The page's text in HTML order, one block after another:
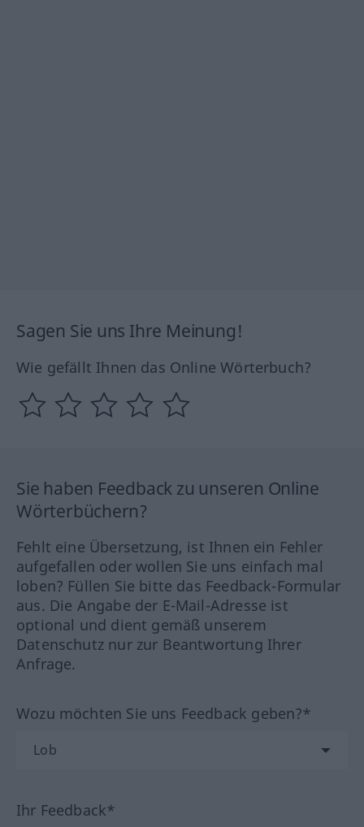
Sagen Sie uns Ihre Meinung!
Wie gefällt Ihnen das Online Wörterbuch?
Sie haben Feedback zu unseren Online
Wörterbüchern?
Fehlt eine Übersetzung, ist Ihnen ein Fehler
aufgefallen oder wollen Sie uns einfach mal
loben? Füllen Sie bitte das Feedback-Formular
aus. Die Angabe der E-Mail-Adresse ist
optional und dient gemäß unserem
Datenschutz nur zur Beantwortung Ihrer
Anfrage.
Wozu möchten Sie uns Feedback geben?*
Ihr Feedback*